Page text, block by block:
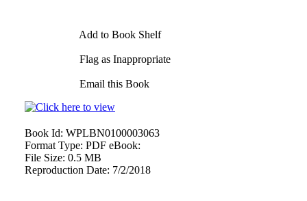
Add to Book Shelf
Flag as Inappropriate
Email this Book
Book Id: WPLBN0100003063
Format Type: PDF eBook:
File Size: 0.5 MB
Reproduction Date: 7/2/2018